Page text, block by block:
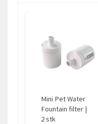
Mini Pet Water
Fountain filter |
2 stk